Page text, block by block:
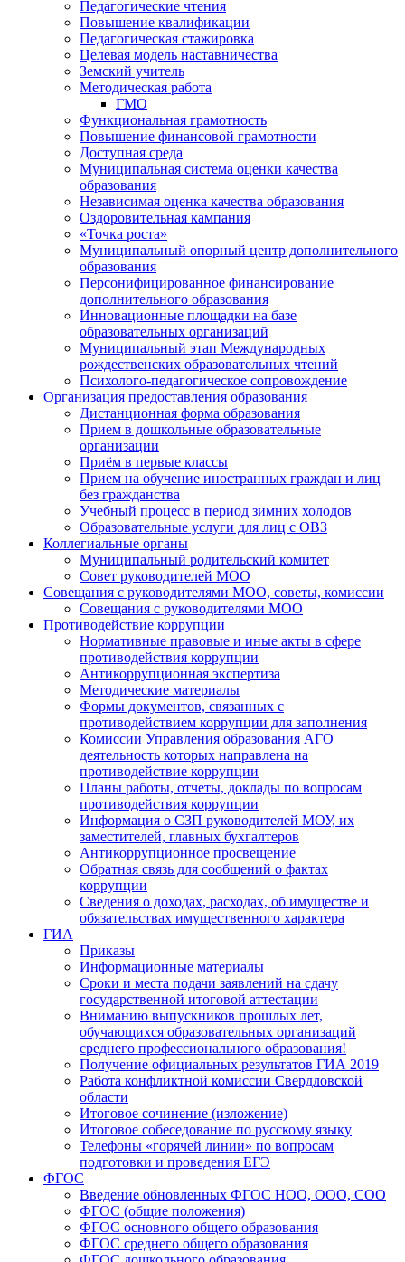
Педагогические чтения
Повышение квалификации
Педагогическая стажировка
Целевая модель наставничества
Земский учитель
Методическая работа
ГМО
Функциональная грамотность
Повышение финансовой грамотности
Доступная среда
Муниципальная система оценки качества
образования
Независимая оценка качества образования
Оздоровительная кампания
«Точка роста»
Муниципальный опорный центр дополнительного
образования
Персонифицированное финансирование
дополнительного образования
Инновационные площадки на базе
образовательных организаций
Муниципальный этап Международных
рождественских образовательных чтений
Психолого-педагогическое сопровождение
Организация предоставления образования
Дистанционная форма образования
Прием в дошкольные образовательные
организации
Приём в первые классы
Прием на обучение иностранных граждан и лиц
без гражданства
Учебный процесс в период зимних холодов
Образовательные услуги для лиц с ОВЗ
Коллегиальные органы
Муниципальный родительский комитет
Совет руководителей МОО
Совещания с руководителями МОО, советы, комиссии
Совещания с руководителями МОО
Противодействие коррупции
Нормативные правовые и иные акты в сфере
противодействия коррупции
Антикоррупционная экспертиза
Методические материалы
Формы документов, связанных с
противодействием коррупции для заполнения
Комиссии Управления образования АГО
деятельность которых направлена на
противодействие коррупции
Планы работы, отчеты, доклады по вопросам
противодействия коррупции
Информация о СЗП руководителей МОУ, их
заместителей, главных бухгалтеров
Антикоррупционное просвещение
Обратная связь для сообщений о фактах
коррупции
Сведения о доходах, расходах, об имуществе и
обязательствах имущественного характера
ГИА
Приказы
Информационные материалы
Сроки и места подачи заявлений на сдачу
государственной итоговой аттестации
Вниманию выпускников прошлых лет,
обучающихся образовательных организаций
среднего профессионального образования!
Получение официальных результатов ГИА 2019
Работа конфликтной комиссии Свердловской
области
Итоговое сочинение (изложение)
Итоговое собеседование по русскому языку
Телефоны «горячей линии» по вопросам
подготовки и проведения ЕГЭ
ФГОС
Введение обновленных ФГОС НОО, ООО, СОО
ФГОС (общие положения)
ФГОС основного общего образования
ФГОС среднего общего образования